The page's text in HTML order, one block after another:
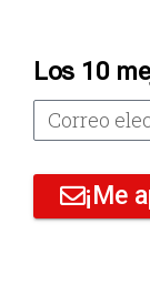
Los 10
¡Me